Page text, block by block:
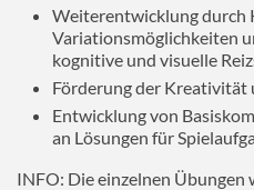
Weiterentwicklung durch
Variationsmöglichkeiten
kognitive und visuelle
Förderung der Kreativität
Entwicklung von
an Lösungen für
INFO: Die einzelnen